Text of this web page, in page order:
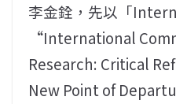
李金銓，先以「
“International
Research: Critical
New Point of